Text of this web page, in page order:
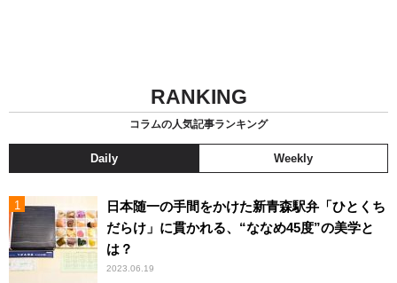
RANKING
コラムの人気記事ランキング
Daily Weekly
日本随一の手間をかけた新青森駅弁「ひとくち
だらけ」に貫かれる、“ななめ45度”の美学と
は？
2023.06.19